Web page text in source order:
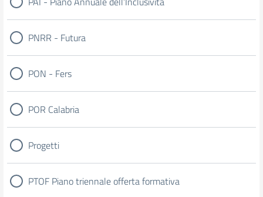
PNRR - Futura
PON - Fers
POR Calabria
Progetti
PTOF Piano triennale offerta formativa